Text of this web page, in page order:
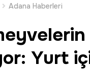
Adana Haberleri
Yurt